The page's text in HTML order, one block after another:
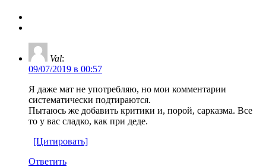
Val:
09/07/2019 в 00:57
Я даже мат не употребляю, но мои комментарии
систематически подтираются.
Пытаюсь же добавить критики и, порой, сарказма. Все
то у вас сладко, как при деде.
[Цитировать]
Ответить